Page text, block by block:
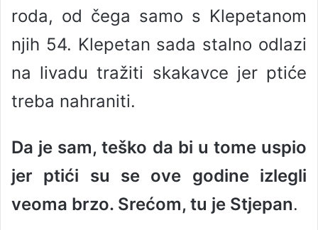
roda, od čega samo s Klepetanom
njih 54. Klepetan sada stalno odlazi
na livadu tražiti skakavce jer ptiće
treba nahraniti.
Da je sam, teško da bi u tome uspio
jer ptići su se ove godine izlegli
veoma brzo. Srećom, tu je Stjepan.